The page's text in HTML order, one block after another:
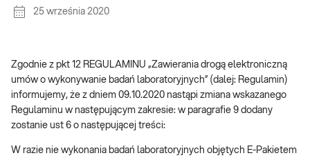
25 września 2020
Zgodnie z pkt 12 REGULAMINU „Zawierania drogą elektroniczną
umów o wykonywanie badań laboratoryjnych” (dalej: Regulamin)
informujemy, że z dniem 09.10.2020 nastąpi zmiana wskazanego
Regulaminu w następującym zakresie: w paragrafie 9 dodany
zostanie ust 6 o następującej treści:
W razie nie wykonania badań laboratoryjnych objętych E-Pakietem